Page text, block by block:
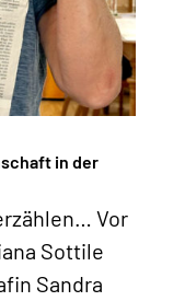
in der
Vor
Sottile
Sandra